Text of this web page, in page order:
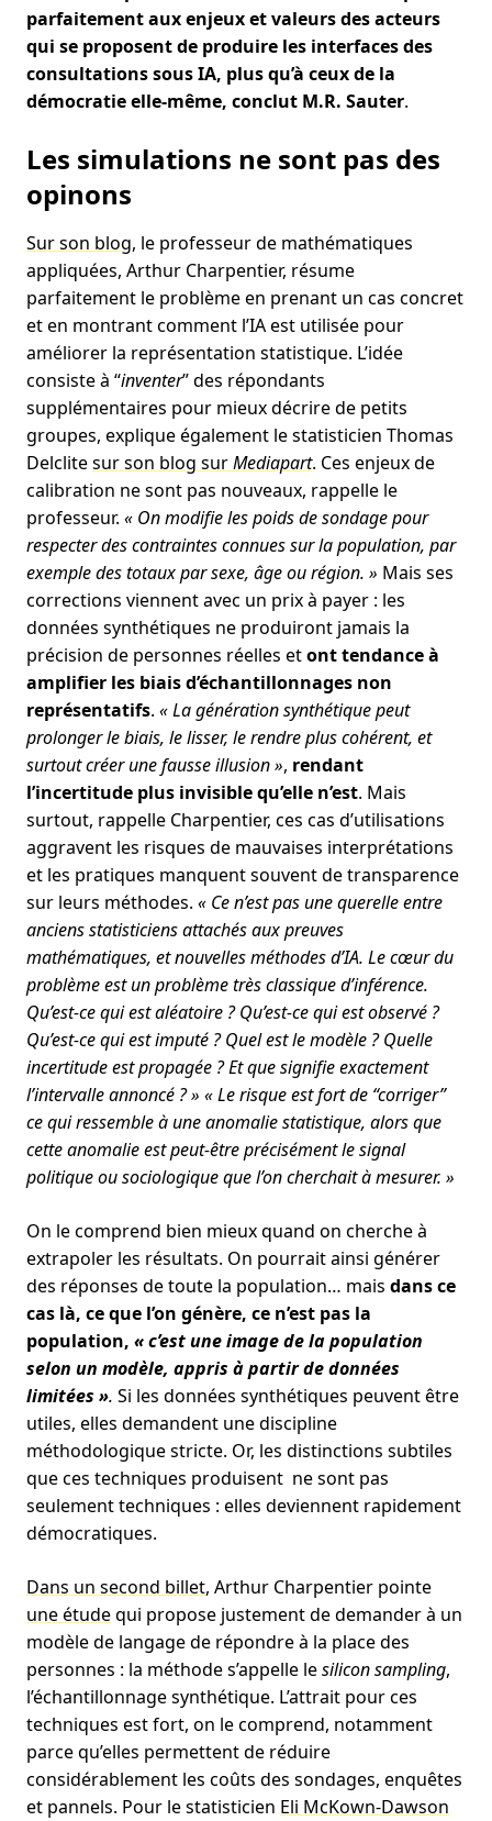
parfaitement aux enjeux et valeurs des acteurs
qui se proposent de produire les interfaces des
consultations sous IA, plus qu’à ceux de la
démocratie elle-même, conclut M.R. Sauter.
Les simulations ne sont pas des
opinons
Sur son blog, le professeur de mathématiques
appliquées, Arthur Charpentier, résume
parfaitement le problème en prenant un cas concret
et en montrant comment l’IA est utilisée pour
améliorer la représentation statistique. L’idée
consiste à “inventer” des répondants
supplémentaires pour mieux décrire de petits
groupes, explique également le statisticien Thomas
Delclitesur son blog surMediapart. Ces enjeux de
calibration ne sont pas nouveaux, rappelle le
professeur. « On modifie les poids de sondage pour
respecter des contraintes connues sur la population, par
exemple des totaux par sexe, âge ou région. » Mais ses
corrections viennent avec un prix à payer : les
données synthétiques ne produiront jamais la
précision de personnes réelles etont tendance à
amplifier les biais d’échantillonnages non
représentatifs. « La génération synthétique peut
prolonger le biais, le lisser, le rendre plus cohérent, et
surtout créer une fausse illusion », rendant
l’incertitude plus invisible qu’elle n’est. Mais
surtout, rappelle Charpentier, ces cas d’utilisations
aggravent les risques de mauvaises interprétations
et les pratiques manquent souvent de transparence
sur leurs méthodes. « Ce n’est pas une querelle entre
anciens statisticiens attachés aux preuves
mathématiques, et nouvelles méthodes d’IA. Le cœur du
problème est un problème très classique d’inférence.
Qu’est-ce qui est aléatoire ? Qu’est-ce qui est observé ?
Qu’est-ce qui est imputé ? Quel est le modèle ? Quelle
incertitude est propagée ? Et que signifie exactement
l’intervalle annoncé ? » « Le risque est fort de “corriger”
ce qui ressemble à une anomalie statistique, alors que
cette anomalie est peut-être précisément le signal
politique ou sociologique que l’on cherchait à mesurer. »
On le comprend bien mieux quand on cherche à
extrapoler les résultats. On pourrait ainsi générer
des réponses de toute la population… mais dans ce
cas là, ce que l’on génère, ce n’est pas la
population, « c’est une image de la population
selon un modèle, appris à partir de données
limitées ». Si les données synthétiques peuvent être
utiles, elles demandent une discipline
méthodologique stricte. Or, les distinctions subtiles
que ces techniques produisent ne sont pas
seulement techniques : elles deviennent rapidement
démocratiques.
Dans un second billet, Arthur Charpentier pointe
une étudequi propose justement de demander à un
modèle de langage de répondre à la place des
personnes : la méthode s’appelle lesilicon sampling,
l’échantillonnage synthétique. L’attrait pour ces
techniques est fort, on le comprend, notamment
parce qu’elles permettent de réduire
considérablement les coûts des sondages, enquêtes
et pannels. Pour le statisticien Eli McKown-Dawson